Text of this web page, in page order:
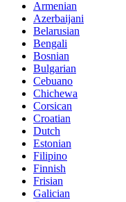
Armenian
Azerbaijani
Belarusian
Bengali
Bosnian
Bulgarian
Cebuano
Chichewa
Corsican
Croatian
Dutch
Estonian
Filipino
Finnish
Frisian
Galician